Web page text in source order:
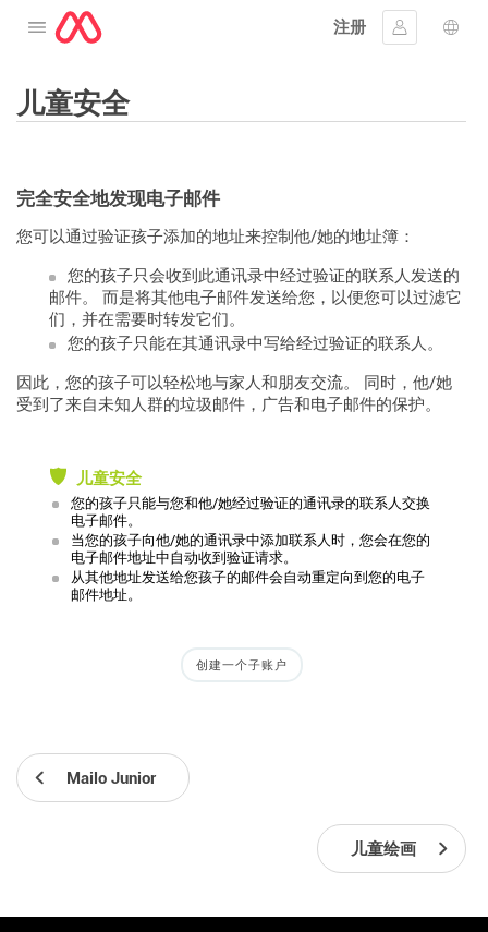
打开菜单
注册
登入 语言
儿童安全
完全安全地发现电子邮件
您可以通过验证孩子添加的地址来控制他/她的地址簿：
您的孩子只会收到此通讯录中经过验证的联系人发送的
邮件。 而是将其他电子邮件发送给您，以便您可以过滤它
们，并在需要时转发它们。
您的孩子只能在其通讯录中写给经过验证的联系人。
因此，您的孩子可以轻松地与家人和朋友交流。 同时，他/她
受到了来自未知人群的垃圾邮件，广告和电子邮件的保护。
儿童安全
您的孩子只能与您和他/她经过验证的通讯录的联系人交换
电子邮件。
当您的孩子向他/她的通讯录中添加联系人时，您会在您的
电子邮件地址中自动收到验证请求。
从其他地址发送给您孩子的邮件会自动重定向到您的电子
邮件地址。
创建一个子账户
Mailo Junior
儿童绘画